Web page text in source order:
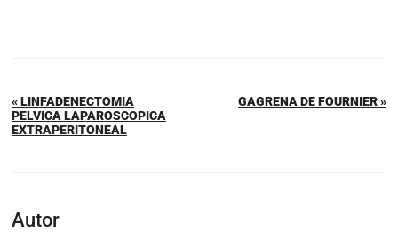
« LINFADENECTOMIA
PELVICA LAPAROSCOPICA
EXTRAPERITONEAL
GAGRENA DE FOURNIER »
Autor